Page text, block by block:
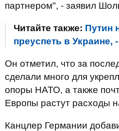
партнером", - заявил
Читайте также: Путин
преуспеть в Украине,
Он отметил, что за
сделали много для
опоры НАТО, а также
Европы растут расходы
Канцлер Германии